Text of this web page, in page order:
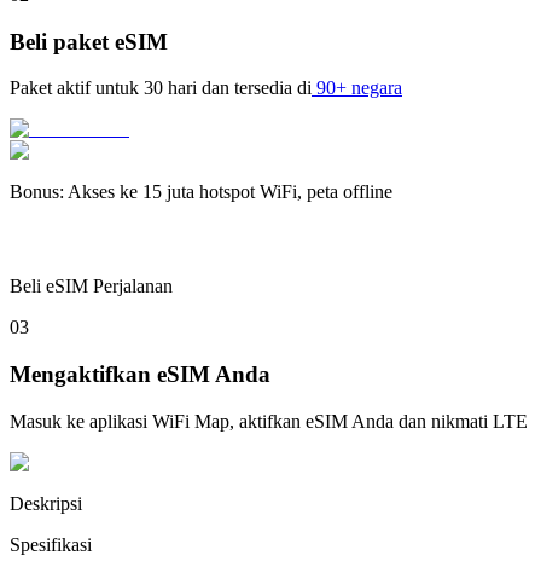
Beli paket eSIM
Paket aktif untuk 30 hari dan tersedia di 90+ negara
Bonus: Akses ke 15 juta hotspot WiFi, peta offline
Beli eSIM Perjalanan
03
Mengaktifkan eSIM Anda
Masuk ke aplikasi WiFi Map, aktifkan eSIM Anda dan nikmati LTE
Deskripsi
Spesifikasi